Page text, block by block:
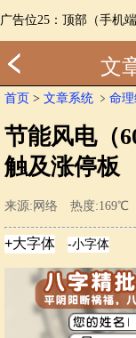
广告位25：顶部（手机端
文
首页 > 文章系统 ﹥ 命
节能风电（
触及涨停板
来源:网络 热度:169℃